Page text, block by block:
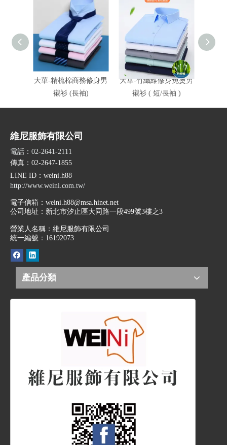
大華-精梳棉商務修身男
襯衫 (長袖)
大華-竹纖維修身免燙男
襯衫 ( 短/長袖 )
維尼服飾有限公司
電話：02-2641-2111
傳真：02-2647-1855
LINE ID ：weini.h88
http://www.weini.com.tw/
電子信箱： weini.h88@msa.hinet.net
公司地址： 新北市汐止區大同路一段499號3樓之3
營業人名稱：維尼服飾有限公司
統一編號：16192073
產品分類